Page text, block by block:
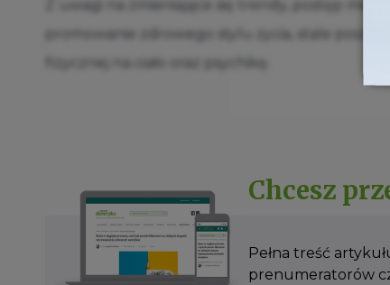
Z uwagi na zmieniające się trendy, postęp
Chcesz
Pełna treść
prenumeratorów